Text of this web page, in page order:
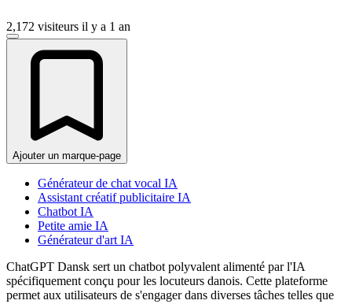
2,172 visiteurs il y a 1 an
Ajouter un marque-page
Générateur de chat vocal IA
Assistant créatif publicitaire IA
Chatbot IA
Petite amie IA
Générateur d'art IA
ChatGPT Dansk sert un chatbot polyvalent alimenté par l'IA
spécifiquement conçu pour les locuteurs danois. Cette plateforme
permet aux utilisateurs de s'engager dans diverses tâches telles que